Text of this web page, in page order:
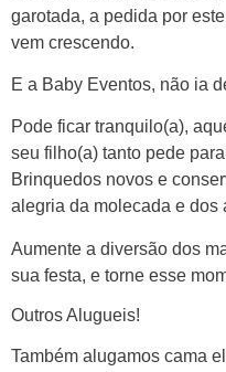
garotada, a pedida por
vem crescendo.
E a Baby Eventos, não ia
Pode ficar tranquilo(a),
seu filho(a) tanto pede
Brinquedos novos e
alegria da molecada e dos
Aumente a diversão dos
sua festa, e torne esse
Outros Alugueis!
Também alugamos cama